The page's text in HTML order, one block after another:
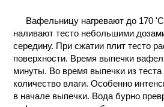
Вафельницу нагревают до 170
наливают тесто небольшими
середину. При сжатии плит тесто
поверхности. Время выпечки
минуты. Во время выпечки из
количество влаги. Особенно
в начале выпечки. Вода бурно